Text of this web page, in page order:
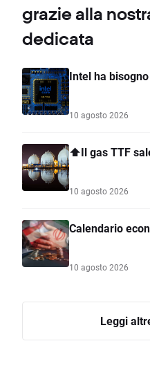
grazie alla
dedicata
Intel ha
10 agosto 2026
⬆️Il gas TTF
10 agosto 2026
Calendario
10 agosto 2026
Leggi